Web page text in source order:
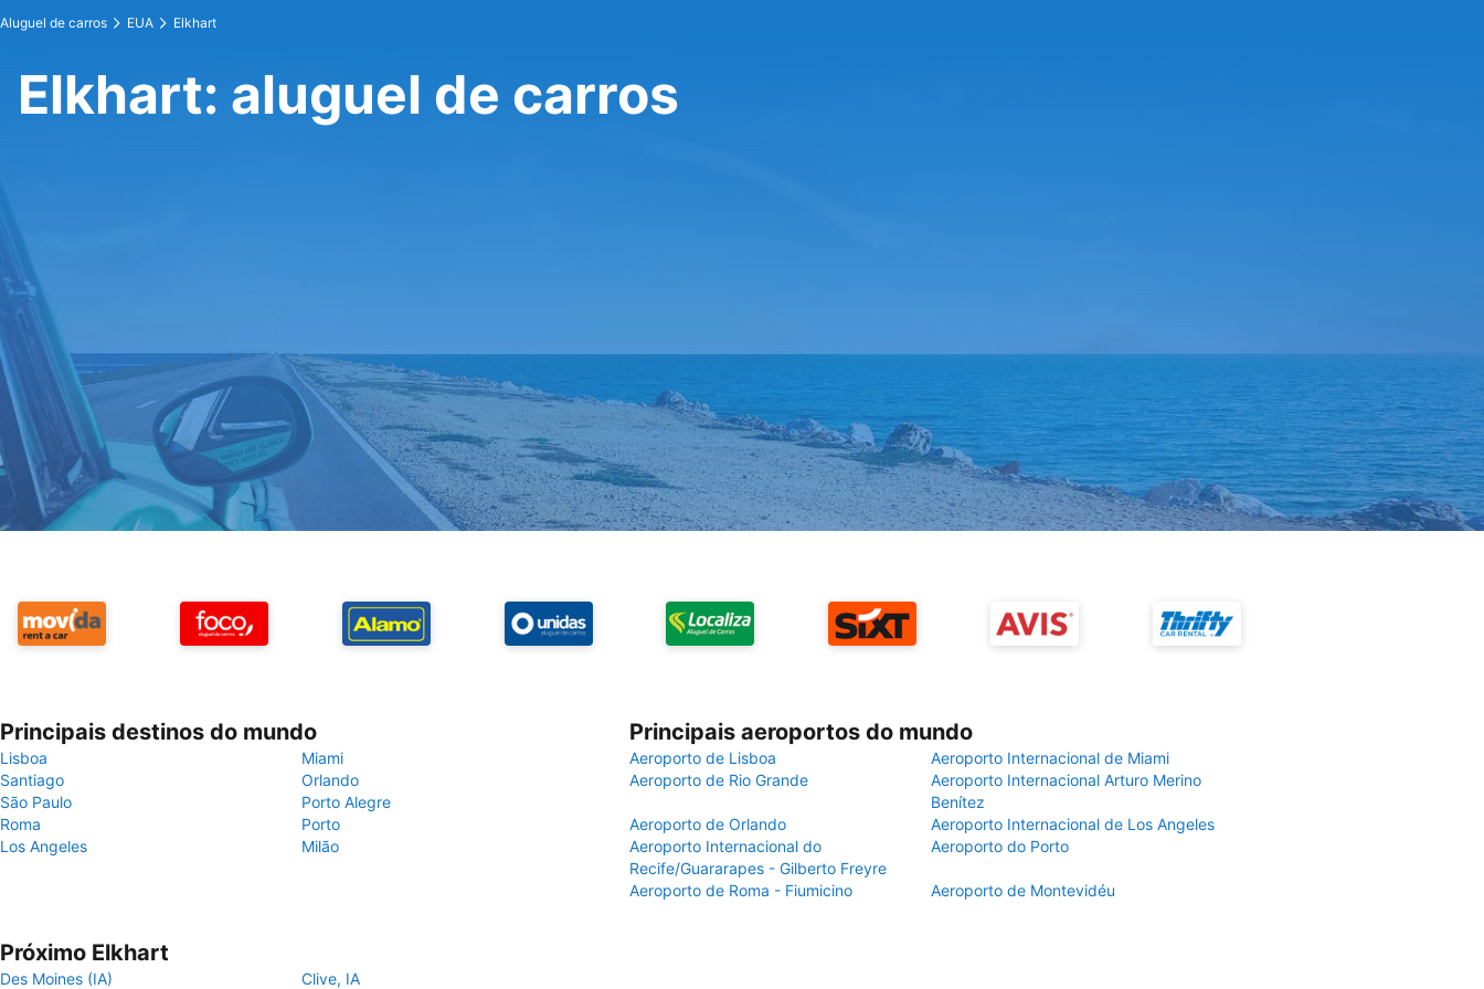
Aluguel de carros EUA Elkhart
Elkhart: aluguel de carros
Principais destinos do mundo
Lisboa
Miami
Santiago
Orlando
São Paulo
Porto Alegre
Roma
Porto
Los Angeles
Milão
Principais aeroportos do mundo
Aeroporto de Lisboa
Aeroporto Internacional de Miami
Aeroporto de Rio Grande
Aeroporto Internacional Arturo Merino
Benítez
Aeroporto de Orlando
Aeroporto Internacional de Los Angeles
Aeroporto Internacional do
Recife/Guararapes - Gilberto Freyre
Aeroporto do Porto
Aeroporto de Roma - Fiumicino Aeroporto de Montevidéu
Próximo Elkhart
Des Moines (IA) Clive, IA